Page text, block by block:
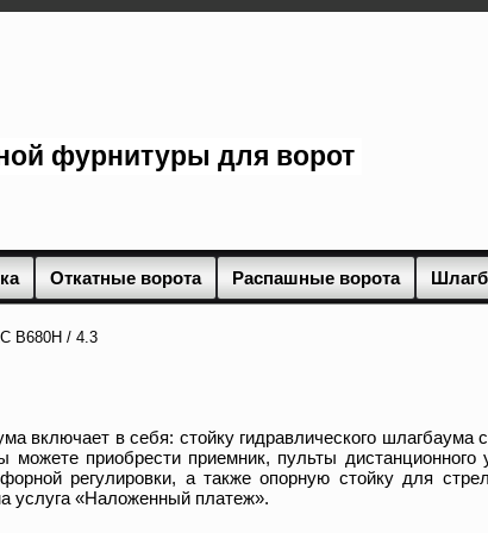
фурнитуры для ворот
Откатные ворота Распашные ворота
B680H / 4.3
включает в себя: стойку гидравлического шлагбаума
приобрести приемник, пульты дистанционного
регулировки, а также опорную стойку для
услуга «Наложенный платеж».